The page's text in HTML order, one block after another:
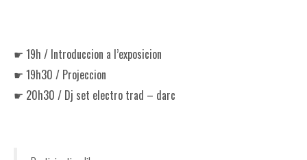
☛ 19h / Introduccion a l’exposicion
☛ 19h30 / Projeccion
☛ 20h30 / Dj set electro trad – darc